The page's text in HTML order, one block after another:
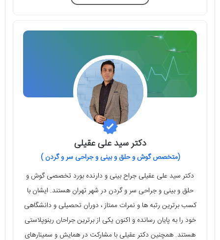
دکتر سید علی عقیلی
(متخصص گوش و حلق و بینی و جراحی سر و گردن )
دکتر سید علی عقیلی جراح بینی و دارنده بورد تخصصی گوش و
حلق و بینی و جراحی سر و گردن در شهر تهران هستند. ایشان با
کسب برترین رتبه ها و نمرات ممتاز ، دوران تحصیلی و دانشگاهی
خود را به پایان رسانده و اکنون یکی از برترین جراحان رینوپلاستی
هستند. همچنین دکتر عقیلی با مشارکت در همایش و سمینارهای